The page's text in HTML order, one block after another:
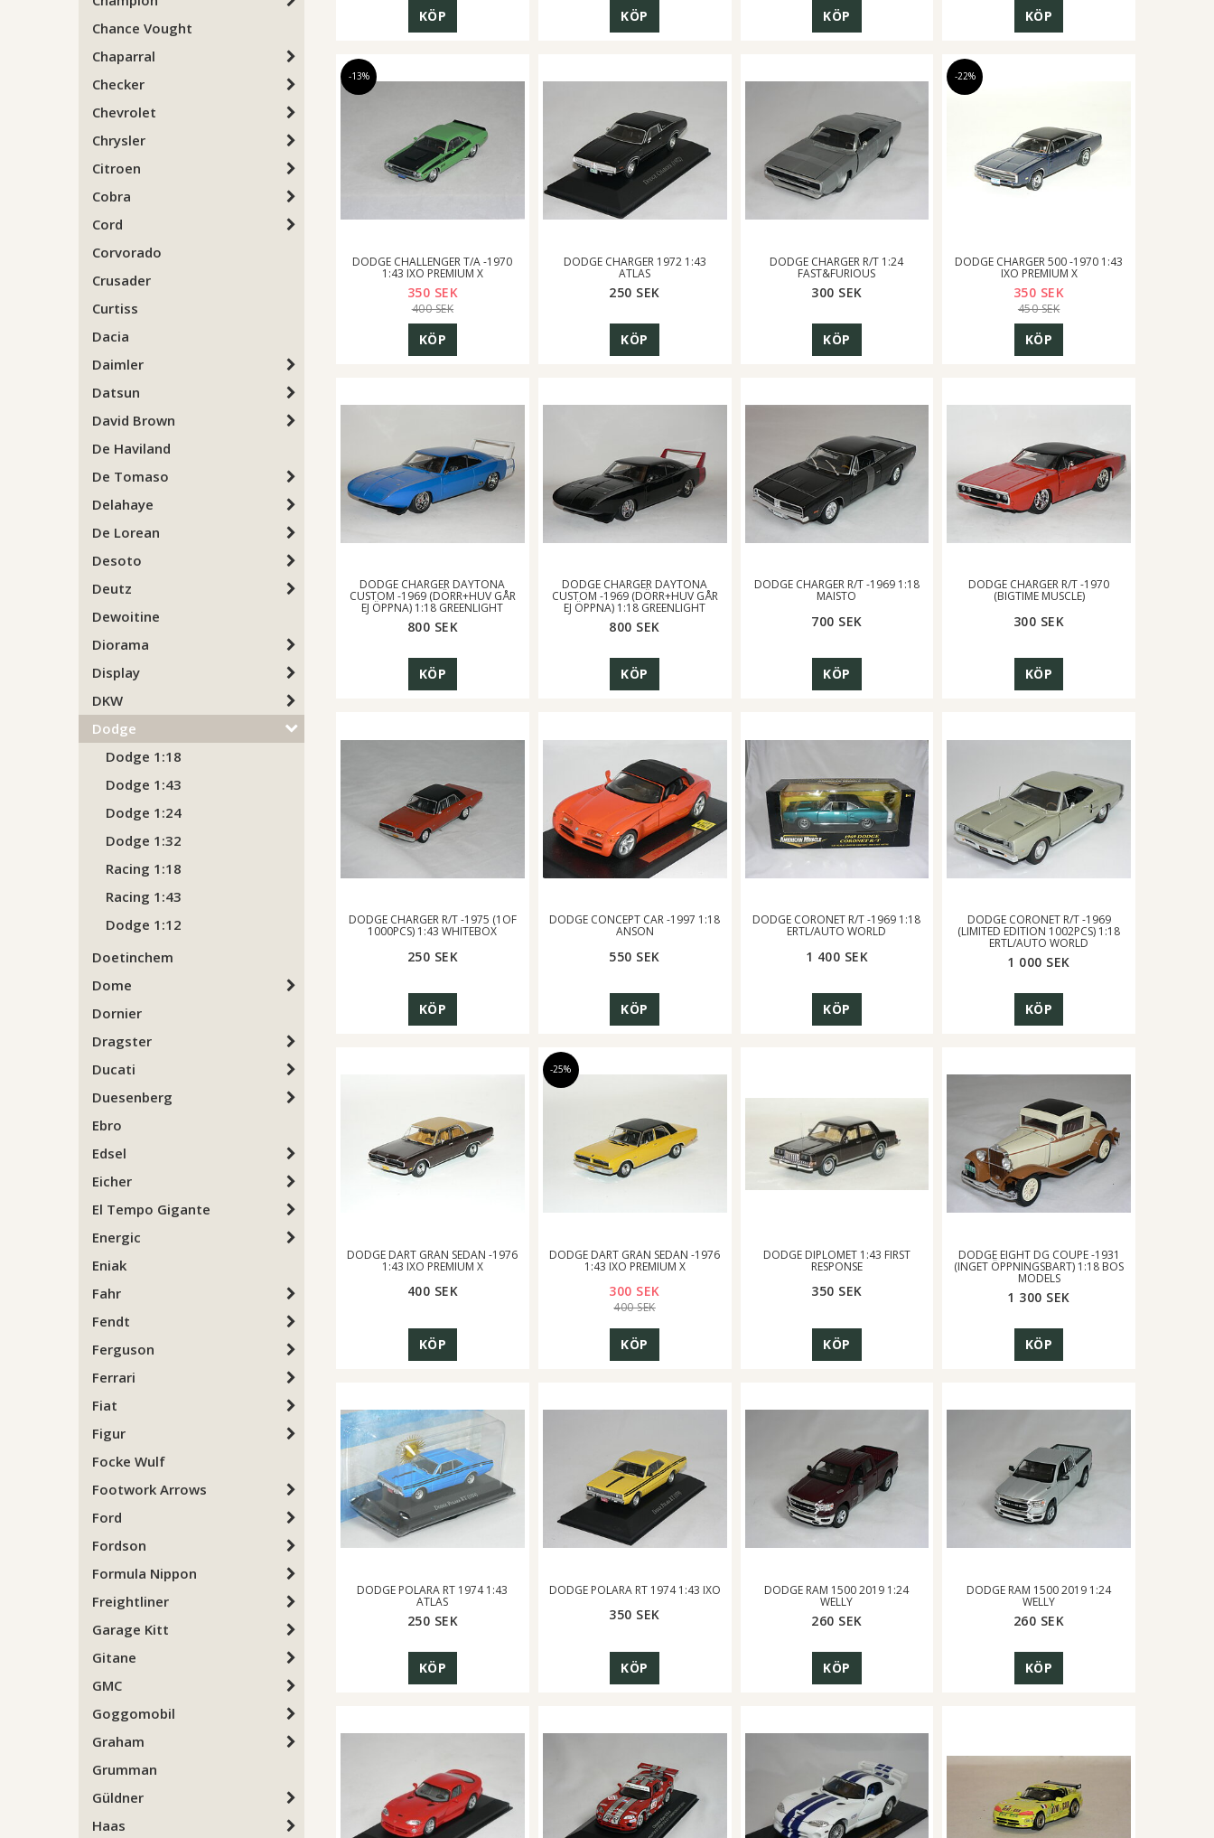
Chance Vought
Chaparral
Checker
Chevrolet
Chrysler
Citroen
Cobra
Cord
Corvorado
Crusader
Curtiss
Dacia
Daimler
Datsun
David Brown
De Haviland
De Tomaso
Delahaye
De Lorean
Desoto
Deutz
Dewoitine
Diorama
Display
DKW
Dodge
Dodge 1:18
Dodge 1:43
Dodge 1:24
Dodge 1:32
Racing 1:18
Racing 1:43
Dodge 1:12
Doetinchem
Dome
Dornier
Dragster
Ducati
Duesenberg
Ebro
Edsel
Eicher
El Tempo Gigante
Energic
Eniak
Fahr
Fendt
Ferguson
Ferrari
Fiat
Figur
Focke Wulf
Footwork Arrows
Ford
Fordson
Formula Nippon
Freightliner
Garage Kitt
Gitane
GMC
Goggomobil
Graham
Grumman
Güldner
Haas
KÖP KÖP KÖP KÖP
-13%
DODGE CHALLENGER T/A -1970
1:43 IXO PREMIUM X
400 SEK
350 SEK
KÖP
DODGE CHARGER 1972 1:43
ATLAS
250 SEK
KÖP
DODGE CHARGER R/T 1:24
FAST&FURIOUS
300 SEK
KÖP
-22%
DODGE CHARGER 500 -1970 1:43
IXO PREMIUM X
450 SEK
350 SEK
KÖP
DODGE CHARGER DAYTONA
CUSTOM -1969 (DÖRR+HUV GÅR
EJ ÖPPNA) 1:18 GREENLIGHT
800 SEK
KÖP
DODGE CHARGER DAYTONA
CUSTOM -1969 (DÖRR+HUV GÅR
EJ ÖPPNA) 1:18 GREENLIGHT
800 SEK
KÖP
DODGE CHARGER R/T -1969 1:18
MAISTO
700 SEK
KÖP
DODGE CHARGER R/T -1970
(BIGTIME MUSCLE)
300 SEK
KÖP
DODGE CHARGER R/T -1975 (1OF
1000PCS) 1:43 WHITEBOX
250 SEK
KÖP
DODGE CONCEPT CAR -1997 1:18
ANSON
550 SEK
KÖP
DODGE CORONET R/T -1969 1:18
ERTL/AUTO WORLD
1 400 SEK
KÖP
DODGE CORONET R/T -1969
(LIMITED EDITION 1002PCS) 1:18
ERTL/AUTO WORLD
1 000 SEK
KÖP
DODGE DART GRAN SEDAN -1976
1:43 IXO PREMIUM X
400 SEK
KÖP
-25%
DODGE DART GRAN SEDAN -1976
1:43 IXO PREMIUM X
400 SEK
300 SEK
KÖP
DODGE DIPLOMET 1:43 FIRST
RESPONSE
350 SEK
KÖP
DODGE EIGHT DG COUPE -1931
(INGET ÖPPNINGSBART) 1:18 BOS
MODELS
1 300 SEK
KÖP
DODGE POLARA RT 1974 1:43
ATLAS
250 SEK
KÖP
DODGE POLARA RT 1974 1:43 IXO
350 SEK
KÖP
DODGE RAM 1500 2019 1:24
WELLY
260 SEK
KÖP
DODGE RAM 1500 2019 1:24
WELLY
260 SEK
KÖP